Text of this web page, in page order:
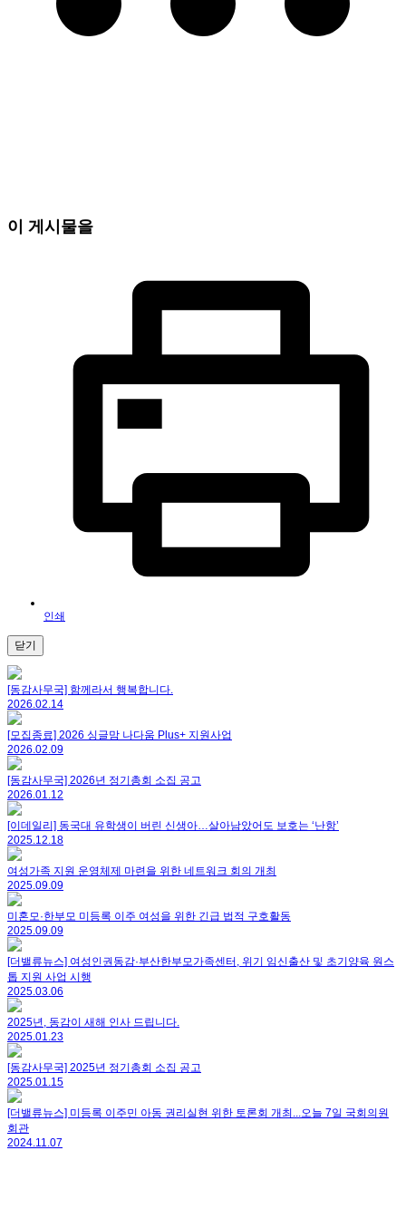
이 게시물을
인쇄
닫기
[동감사무국] 함께라서 행복합니다.
2026.02.14
[모집종료] 2026 싱글맘 나다움 Plus+ 지원사업
2026.02.09
[동감사무국] 2026년 정기총회 소집 공고
2026.01.12
[이데일리] 동국대 유학생이 버린 신생아…살아남았어도 보호는 ‘난항’
2025.12.18
여성가족 지원 운영체제 마련을 위한 네트워크 회의 개최
2025.09.09
미혼모·한부모 미등록 이주 여성을 위한 긴급 법적 구호활동
2025.09.09
[더밸류뉴스] 여성인권동감·부산한부모가족센터, 위기 임신출산 및 초기양육 원스
톱 지원 사업 시행
2025.03.06
2025년, 동감이 새해 인사 드립니다.
2025.01.23
[동감사무국] 2025년 정기총회 소집 공고
2025.01.15
[더밸류뉴스] 미등록 이주민 아동 권리실현 위한 토론회 개최...오늘 7일 국회의원
회관
2024.11.07